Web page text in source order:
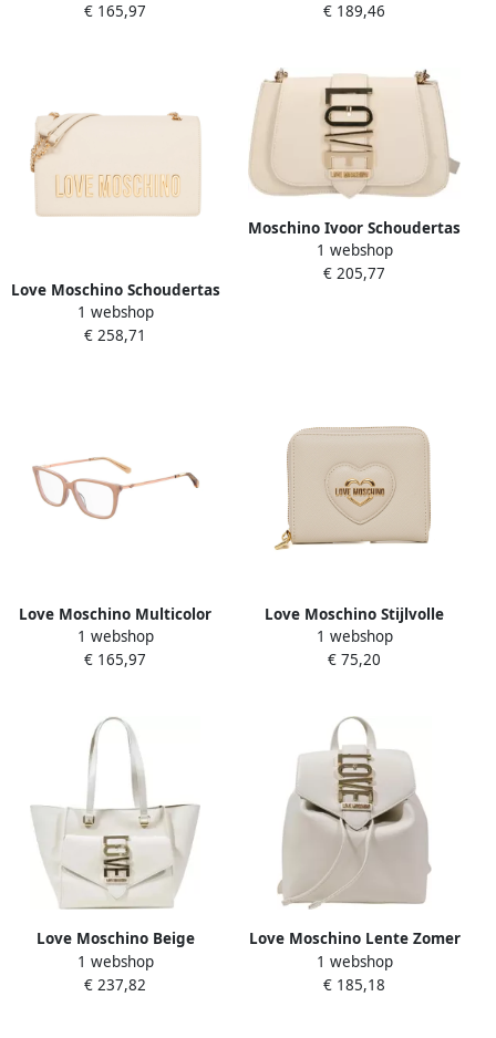
Dames
€ 165,97
Dames
€ 189,46
Love Moschino Schoudertas
met Verstelbare Band en
Magneetsluiting Beige
1 webshop
€ 258,71
Moschino Ivoor Schoudertas
Chic en Trendy Beige
Dames
1 webshop
€ 205,77
Love Moschino Multicolor
Acetaat Frames Brilmodel
Beige Dames
1 webshop
€ 165,97
Love Moschino Stijlvolle
Portemonnee met Meerdere
Compartimenten Beige
1 webshop
€ 75,20
Love Moschino Beige
Handtas met Ritssluiting
Beige Dames
1 webshop
€ 237,82
Love Moschino Lente Zomer
Dames Rugzak Collectie
Beige Dames
1 webshop
€ 185,18